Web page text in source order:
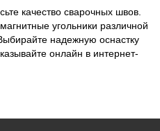
качество сварочных швов.
угольники различной
надежную оснастку
онлайн в интернет-